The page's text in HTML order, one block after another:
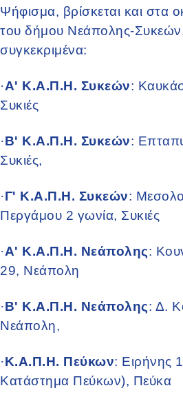
Ψήφισμα, βρίσκεται και στα
του δήμου Νεάπολης-
συγκεκριμένα:
·Α' Κ.Α.Π.Η. Συκεών:
Συκιές
·Β' Κ.Α.Π.Η. Συκεών:
Συκιές,
·Γ' Κ.Α.Π.Η. Συκεών:
Περγάμου 2 γωνία, Συκιές
·Α' Κ.Α.Π.Η. Νεάπολης:
29, Νεάπολη
·Β' Κ.Α.Π.Η. Νεάπολης: Δ.
Νεάπολη,
·Κ.Α.Π.Η. Πεύκων: Ειρήνης
Κατάστημα Πεύκων), Πεύκα